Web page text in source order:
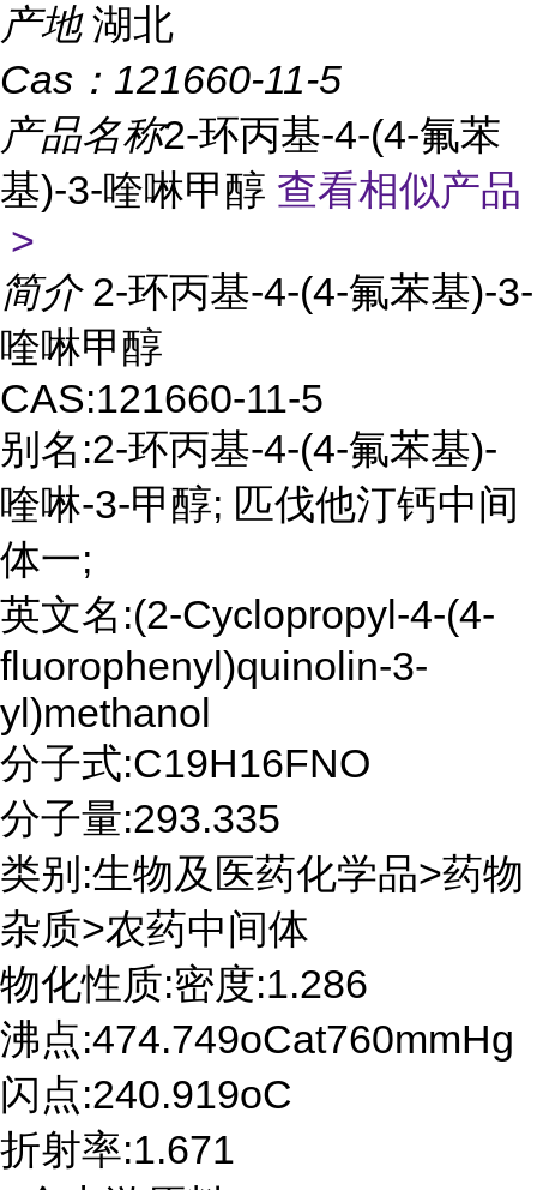
产地 湖北
Cas： 121660-11-5
产品名称2-环丙基-4-(4-氟苯
基)-3-喹啉甲醇 查看相似产品
>
简介 2-环丙基-4-(4-氟苯基)-3-
喹啉甲醇
CAS:121660-11-5
别名:2-环丙基-4-(4-氟苯基)-
喹啉-3-甲醇; 匹伐他汀钙中间
体一;
英文名:(2-Cyclopropyl-4-(4-
fluorophenyl)quinolin-3-
yl)methanol
分子式:C19H16FNO
分子量:293.335
类别:生物及医药化学品>药物
杂质>农药中间体
物化性质:密度:1.286
沸点:474.749oCat760mmHg
闪点:240.919oC
折射率:1.671